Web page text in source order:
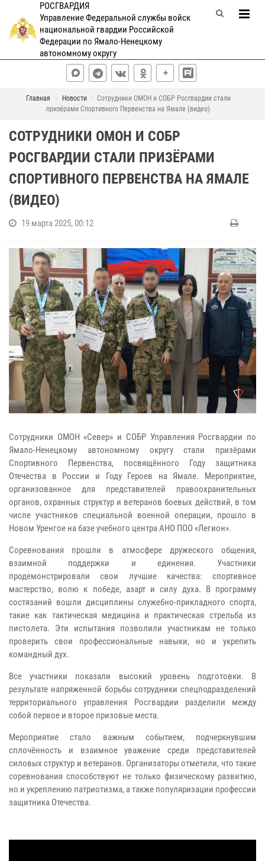
РОСГВАРДИЯ
Управление Федеральной службы войск
национальной гвардии Российской
Федерации по Ямало-Ненецкому
автономному округу
Главная Новости
Сотрудники ОМОН и СОБР Росгвардии стали
призёрами Спортивного Первенства на Ямале (видео)
СОТРУДНИКИ ОМОН И СОБР
РОСГВАРДИИ СТАЛИ ПРИЗЁРАМИ
СПОРТИВНОГО ПЕРВЕНСТВА НА ЯМАЛЕ
(ВИДЕО)
19 марта 2025, 00:12
Сотрудники ОМОН «Север» и СОБР Управления Росгвардии по
Ямало-Ненецкому автономному округу стали призёрами
Спортивного Первенства, посвящённого Году защитника
Отечества в России и Году Героев на Ямале. Мероприятие,
организованное для представителей правоохранительных
органов, охранных структур и ветеранов боевых действий, в том
числе участников специальной военной операции, прошло в
Новом Уренгое на базе учебного центра АНО ПОО «Легион».
Соревнования прошли в атмосфере дружеского общения,
взаимной поддержки и единения. Участники
продемонстрировали свои лучшие качества: спортивное
мастерство, волю к победе, азарт и силу духа. В программу
состязаний вошли дисциплины служебно-прикладного спорта,
такие как тактическая медицина и практическая стрельба из
пистолета. Эти испытания позволили участникам не только
проверить свои профессиональные навыки, но и укрепить
командный дух.
Все участники показали высокий уровень подготовки. В
результате напряженной борьбы сотрудники спецподразделений
территориального управления Росгвардии разделили между
собой первое и второе призовые места.
Мероприятие стало важным событием, подчеркнувшим
сплочённость и взаимное уважение среди представителей
силовых структур и ветеранов. Организаторы отметили, что такие
соревнования способствуют не только физическому развитию,
но и укреплению патриотизма, а также популяризации профессии
защитника Отечества.